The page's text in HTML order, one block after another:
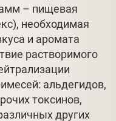
– пищевая
необходимая
и аромата
растворимого
альдегидов,
токсинов,
других